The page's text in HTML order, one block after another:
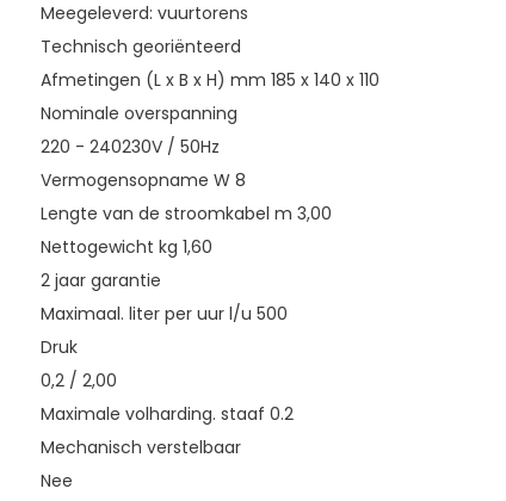
Meegeleverd: vuurtorens
Technisch georiënteerd
Afmetingen (L x B x H) mm 185 x 140 x 110
Nominale overspanning
220 - 240230V / 50Hz
Vermogensopname W 8
Lengte van de stroomkabel m 3,00
Nettogewicht kg 1,60
2 jaar garantie
Maximaal. liter per uur l/u 500
Druk
0,2 / 2,00
Maximale volharding. staaf 0.2
Mechanisch verstelbaar
Nee